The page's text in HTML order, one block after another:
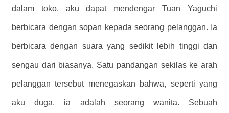
dalam toko, aku dapat mendengar Tuan Yaguchi
berbicara dengan sopan kepada seorang pelanggan. Ia
berbicara dengan suara yang sedikit lebih tinggi dan
sengau dari biasanya. Satu pandangan sekilas ke arah
pelanggan tersebut menegaskan bahwa, seperti yang
aku duga, ia adalah seorang wanita. Sebuah